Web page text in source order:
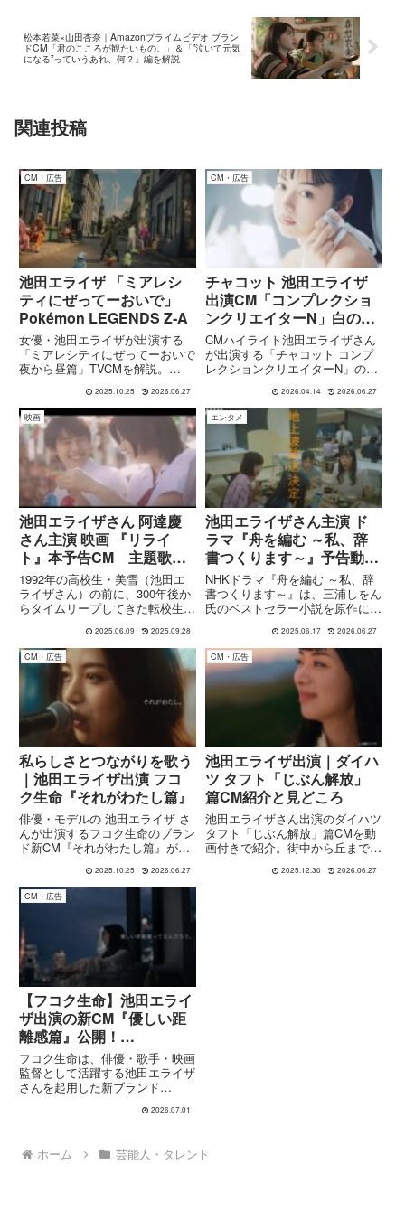
松本若菜×山田杏奈｜Amazonプライムビデオ ブラン
ドCM「君のこころが観たいもの。」＆「”泣いて元気
になる”っていうあれ、何？」編を解説
関連投稿
CM・広告
池田エライザ 「ミアレシ
ティにぜってーおいで」
Pokémon LEGENDS Z‑A
女優・池田エライザが出演する
「ミアレシティにぜってーおいで
夜から昼篇」TVCMを解説。
舞台“ミアレシティ”で展開される
夜→昼の演出が映し出すゲームの
世界観と、CMが訴えかけるメッ
セージ。
2025.10.25 2026.06.27
CM・広告
チャコット 池田エライザ
出演CM「コンプレクショ
ンクリエイターN」白の世
界で魅せる“崩れない美”
CMハイライト池田エライザさん
が出演する「チャコット コンプ
レクションクリエイターN」の新
映開始されます。Chacott
COSMETICS にとって初のテレ
ビCMとなる本作は、人気フェイ
スパウダーのリ...
2026.04.14 2026.06.27
映画
池田エライザさん 阿達慶
さん主演 映画 『リライ
ト』本予告CM 主題歌
Rin音(りんね)さん
1992年の高校生・美雪（池田エ
ライザさん）の前に、300年後か
らタイムリープしてきた転校生・
恋物語が始まるが、やがてタイム
リープの秘密と“誰が真の作者
か”というミステリーが浮上……
観る者を時間のパラドックスに...
2025.06.09 2025.09.28
エンタメ
池田エライザさん主演 ド
ラマ『舟を編む ～私、辞
書つくります～』予告動
画 音楽 Face 2 fAKE
NHKドラマ『舟を編む ～私、辞
書つくります～』は、三浦しをん
氏のベストセラー小説を原作に、
描いた連続ドラマです。主人公・
岸辺みどり（池田エライザさん）
は、ファッション誌編集部から突
然「辞書編集部」に異動。言葉...
2025.06.17 2026.06.27
CM・広告
私らしさとつながりを歌う
｜池田エライザ出演 フコ
ク生命『それがわたし篇』
俳優・モデルの 池田エライザ さ
んが出演するフコク生命のブラン
ド新CM『それがわたし篇』が10
ラ・アキの名曲「手紙 ～拝啓 十
五の君へ～」をカバーし、“一人
は好き、孤独は嫌い。それがわた
し。”というメッセージを描きま
す。
2025.10.25 2026.06.27
CM・広告
池田エライザ出演｜ダイハ
ツ タフト「じぶん解放」
篇CM紹介と見どころ
池田エライザさん出演のダイハツ
タフト「じぶん解放」篇CMを動
画付きで紹介。街中から丘まで自
特徴・演出のポイントをわかりや
2025.12.30 2026.06.27
CM・広告
【フコク生命】池田エライ
ザ出演の新CM『優しい距
離感篇』公開！
RADWIMPS「正解」のカ
バーで現代を生きる若者に
寄り添う
フコク生命は、俳優・歌手・映画
監督として活躍する池田エライザ
さんを起用した新ブランド
年7月1日より全国で放映開始し
RADWIMPSの人気楽曲「正解」
**をカバーし、現代を生きる若...
2026.07.01
ホーム 芸能人・タレント